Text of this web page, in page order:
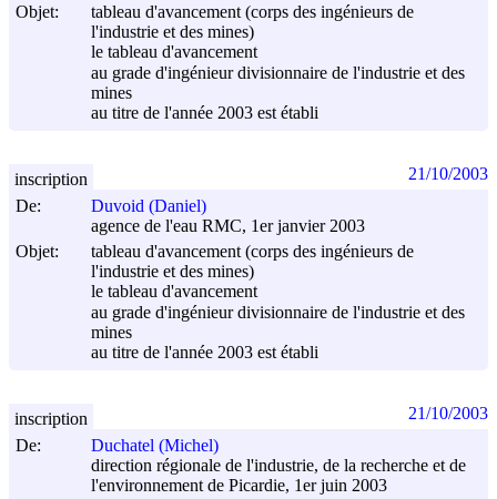
Objet:
tableau d'avancement (corps des ingénieurs de
l'industrie et des mines)
le tableau d'avancement
au grade d'ingénieur divisionnaire de l'industrie et des
mines
au titre de l'année 2003 est établi
De:
Duvoid (Daniel)
agence de l'eau RMC, 1er janvier 2003
Objet:
tableau d'avancement (corps des ingénieurs de
l'industrie et des mines)
le tableau d'avancement
au grade d'ingénieur divisionnaire de l'industrie et des
mines
au titre de l'année 2003 est établi
inscription 21/10/2003
De:
Duchatel (Michel)
direction régionale de l'industrie, de la recherche et de
l'environnement de Picardie, 1er juin 2003
inscription 21/10/2003